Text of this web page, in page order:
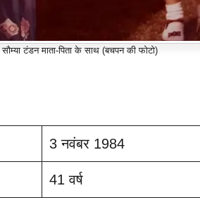
टंडन माता-पिता के साथ (बचपन की फोटो)
3 नवंबर 1984
41 वर्ष